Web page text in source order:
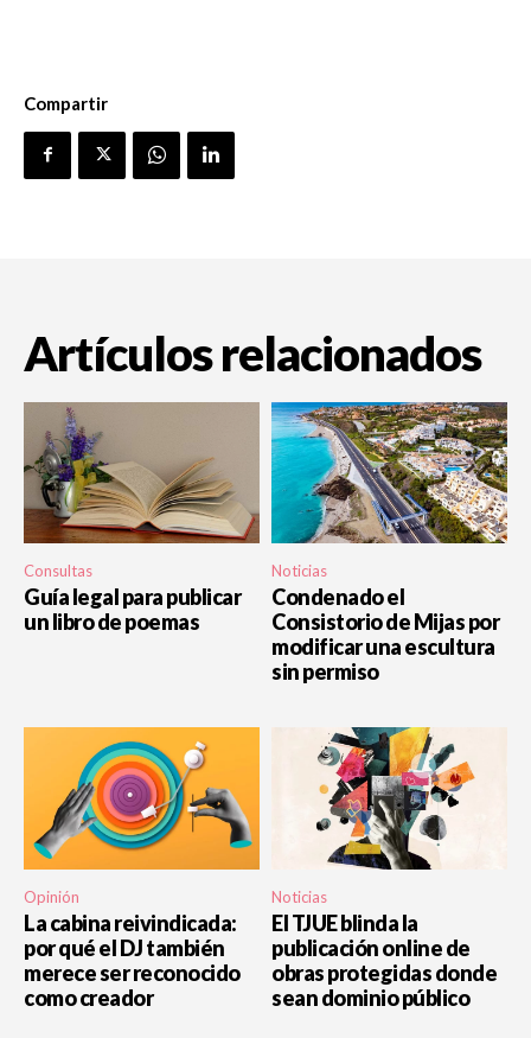
Compartir
Artículos relacionados
Consultas
Guía legal para publicar
un libro de poemas
Noticias
Condenado el
Consistorio de Mijas por
modificar una escultura
sin permiso
Opinión
La cabina reivindicada:
por qué el DJ también
merece ser reconocido
como creador
Noticias
El TJUE blinda la
publicación online de
obras protegidas donde
sean dominio público